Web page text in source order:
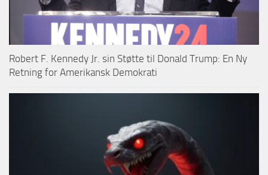
Robert F. Kennedy Jr. sin Støtte til Donald Trump: En Ny
Retning for Amerikansk Demokrati